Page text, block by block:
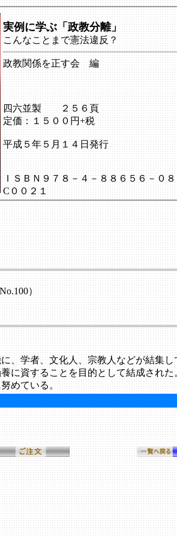
実例に学ぶ「政教分離」
こんなことまで憲法違反？
政教関係を正す会 編
四六並製 ２５６頁
定価：１５００円+税
平成５年５月１４日発行
ＩＳＢＮ９７８－４－８８６５６－０
C００２１
）
学者、文化人、宗教人などが結集
に資することを目的として結成され
めている。